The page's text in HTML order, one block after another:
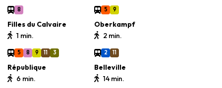
8
Filles du Calvaire
1 min.
5 9
Oberkampf
2 min.
5 8 9 11 3
République
6 min.
2 11
Belleville
14 min.